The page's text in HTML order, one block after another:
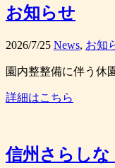
お知らせ
2026/7/25 News, お知
園内整整備に伴う休
詳細はこちら
信州さらしな